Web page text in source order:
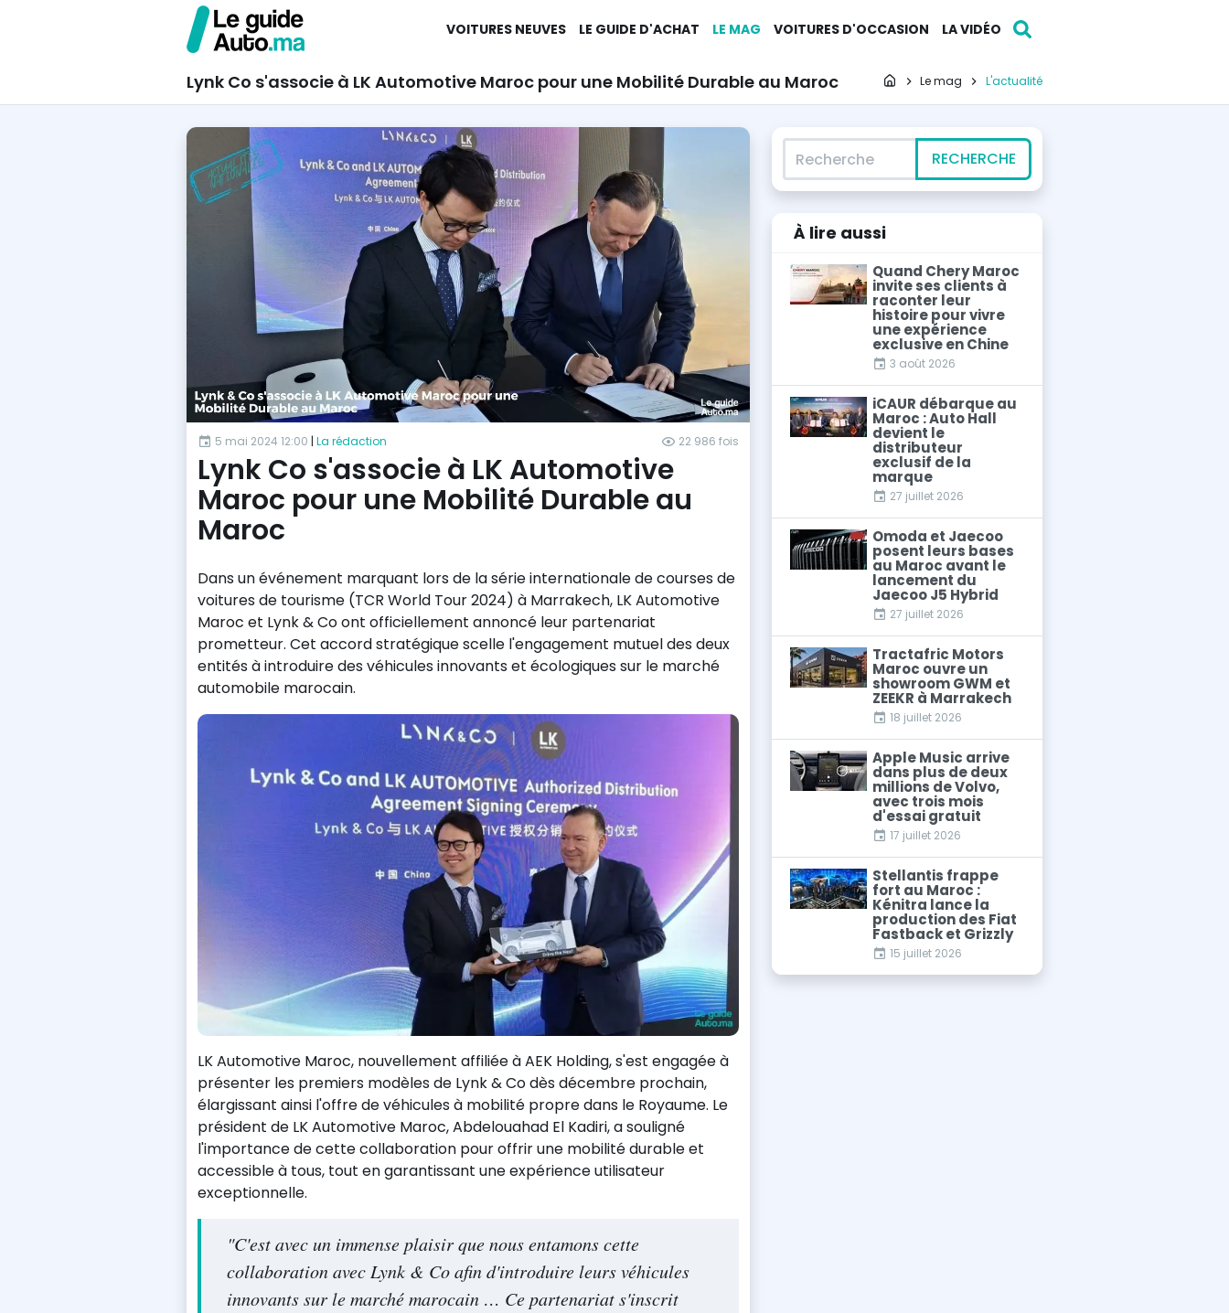
VOITURES NEUVES LE GUIDE D'ACHAT LE MAG VOITURES D'OCCASION LA VIDÉO
Lynk Co s'associe à LK Automotive Maroc pour une Mobilité Durable au Maroc Page d'accueil
Le mag L'actualité
5 mai 2024 12:00 | La rédaction 22 986 fois
Lynk Co s'associe à LK Automotive
Maroc pour une Mobilité Durable au
Maroc
Dans un événement marquant lors de la série internationale de courses de
voitures de tourisme (TCR World Tour 2024) à Marrakech, LK Automotive
Maroc et Lynk & Co ont officiellement annoncé leur partenariat
prometteur. Cet accord stratégique scelle l'engagement mutuel des deux
entités à introduire des véhicules innovants et écologiques sur le marché
automobile marocain.
LK Automotive Maroc, nouvellement affiliée à AEK Holding, s'est engagée à
présenter les premiers modèles de Lynk & Co dès décembre prochain,
élargissant ainsi l'offre de véhicules à mobilité propre dans le Royaume. Le
président de LK Automotive Maroc, Abdelouahad El Kadiri, a souligné
l'importance de cette collaboration pour offrir une mobilité durable et
accessible à tous, tout en garantissant une expérience utilisateur
exceptionnelle.
"C'est avec un immense plaisir que nous entamons cette
collaboration avec Lynk & Co afin d'introduire leurs véhicules
innovants sur le marché marocain … Ce partenariat s'inscrit
Recherche
RECHERCHE
À lire aussi
Quand Chery Maroc
invite ses clients à
raconter leur
histoire pour vivre
une expérience
exclusive en Chine
3 août 2026
iCAUR débarque au
Maroc : Auto Hall
devient le
distributeur
exclusif de la
marque
27 juillet 2026
Omoda et Jaecoo
posent leurs bases
au Maroc avant le
lancement du
Jaecoo J5 Hybrid
27 juillet 2026
Tractafric Motors
Maroc ouvre un
showroom GWM et
ZEEKR à Marrakech
18 juillet 2026
Apple Music arrive
dans plus de deux
millions de Volvo,
avec trois mois
d'essai gratuit
17 juillet 2026
Stellantis frappe
fort au Maroc :
Kénitra lance la
production des Fiat
Fastback et Grizzly
15 juillet 2026